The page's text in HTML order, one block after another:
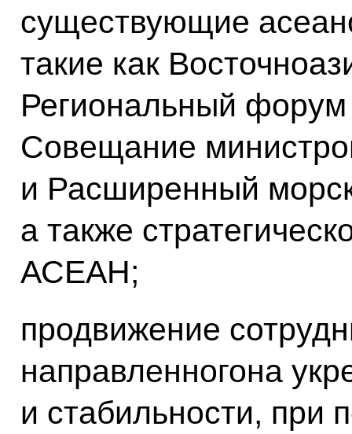
существующие
такие как
Региональный
Совещание
и Расширенный
а также
АСЕАН;
продвижение
направленногона
и стабильности, при